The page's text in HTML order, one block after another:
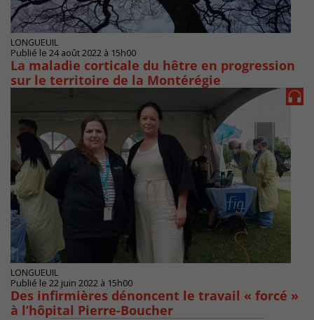
LONGUEUIL
Publié le 24 août 2022 à 15h00
La maladie corticale du hêtre en progression
sur le territoire de la Montérégie
LONGUEUIL
Publié le 22 juin 2022 à 15h00
Des infirmières dénoncent le travail « forcé »
à l’hôpital Pierre-Boucher